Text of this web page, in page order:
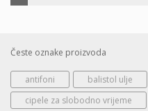
Česte oznake proizvoda
antifoni balistol ulje
cipele za slobodno vrijeme